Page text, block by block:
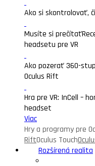
Ako si skontrolovať,
Musíte si prečítať
headsetu pre VR
Ako pozerať 360-
Oculus Rift
Hra pre VR: InCell –
headset
Viac
Hry a programy pre
RiftOculus Touch
Rozšírená realita